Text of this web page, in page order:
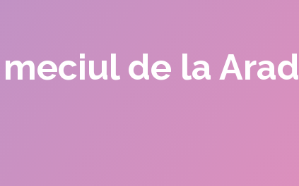
de la Arad